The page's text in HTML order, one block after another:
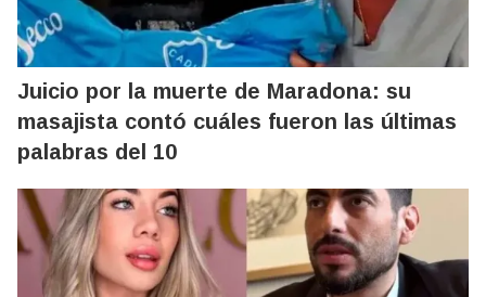
Juicio por la muerte de Maradona: su
masajista contó cuáles fueron las últimas
palabras del 10